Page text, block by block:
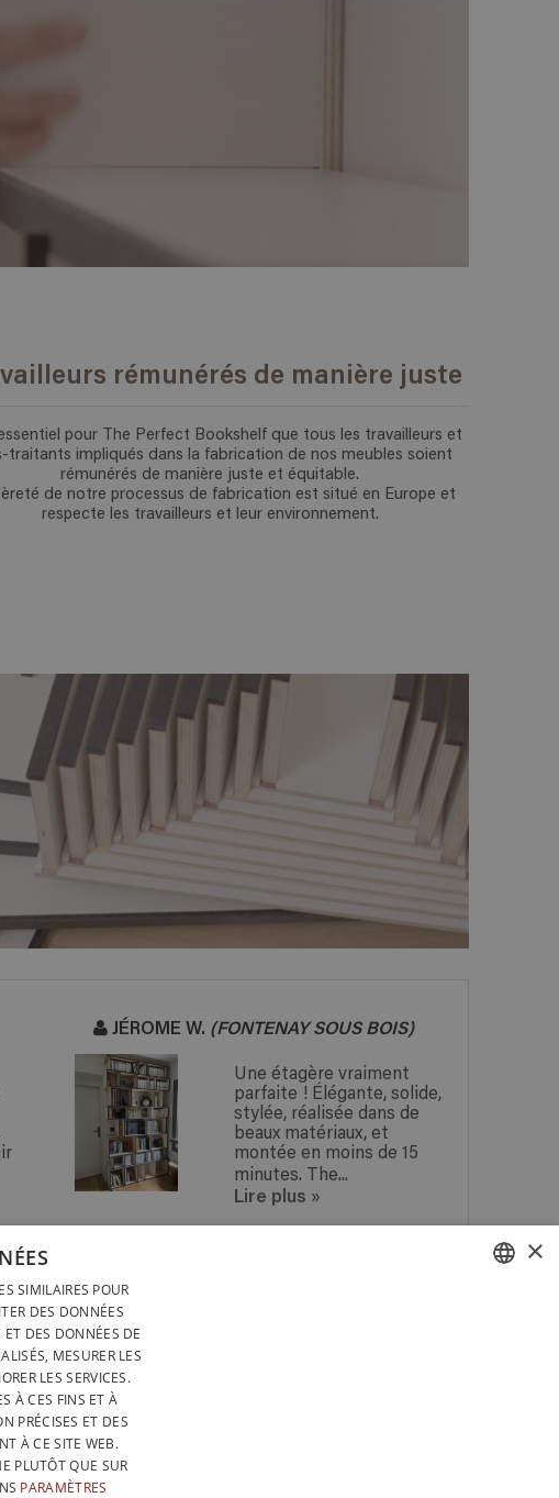
rémunérés de manière juste
pour The Perfect Bookshelf que tous les travailleurs et
traitants impliqués dans la fabrication de nos meubles soient
rémunérés de manière juste et équitable.
de notre processus de fabrication est situé en Europe et
respecte les travailleurs et leur environnement.
JÉROME W.(FONTENAY SOUS BOIS)
Une étagère vraiment
parfaite ! Élégante, solide,
stylée, réalisée dans de
beaux matériaux, et
montée en moins de 15
minutes. The...
Lire plus »
EN
EN
15 JOURS
INTÉGRALEMENT EN BELGIQUE
PROTECTION DES DONNÉES
DE VENTE
×
SIMILAIRES POUR
DES DONNÉES
DES DONNÉES DE
MESURER LES
LES SERVICES.
À CES FINS ET À
PRÉCISES ET DES
À CE SITE WEB.
PLUTÔT QUE SUR
PARAMÈTRES